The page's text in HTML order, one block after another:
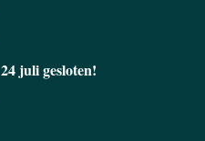
24 juli gesloten!